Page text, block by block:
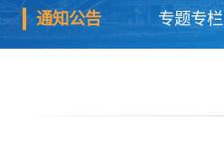
通知公告
专题专栏